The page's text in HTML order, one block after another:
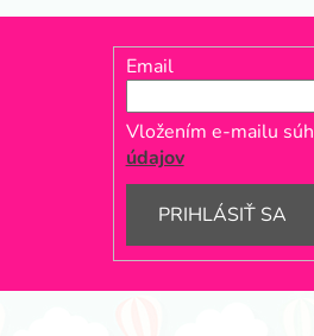
Email
Vložením e-mailu
údajov
PRIHLÁSIŤ SA